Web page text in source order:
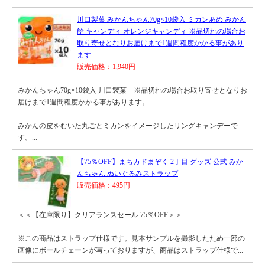
川口製菓 みかんちゃん70g×10袋入 ミカンあめ みかん
飴 キャンディ オレンジキャンディ ※品切れの場合お
取り寄せとなりお届けまで1週間程度かかる事があり
ます
販売価格：1,940円
みかんちゃん70g×10袋入 川口製菓 ※品切れの場合お取り寄せとなりお
届けまで1週間程度かかる事があります。
みかんの皮をむいた丸ごとミカンをイメージしたリングキャンデーで
す。...
【75％OFF】まちカドまぞく 2丁目 グッズ 公式 みか
んちゃん ぬいぐるみストラップ
販売価格：495円
＜＜【在庫限り】クリアランスセール 75％OFF＞＞
※この商品はストラップ仕様です。見本サンプルを撮影したため一部の
画像にボールチェーンが写っておりますが、商品はストラップ仕様で...